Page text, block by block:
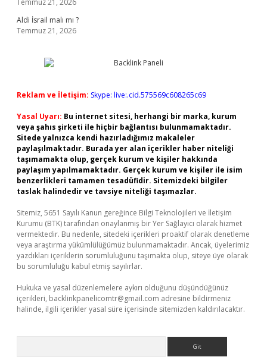
Temmuz 21, 2026
Aldi İsrail malı mı ?
Temmuz 21, 2026
Reklam ve İletişim: Skype: live:.cid.575569c608265c69
Yasal Uyarı: Bu internet sitesi, herhangi bir marka, kurum
veya şahıs şirketi ile hiçbir bağlantısı bulunmamaktadır.
Sitede yalnızca kendi hazırladığımız makaleler
paylaşılmaktadır. Burada yer alan içerikler haber niteliği
taşımamakta olup, gerçek kurum ve kişiler hakkında
paylaşım yapılmamaktadır. Gerçek kurum ve kişiler ile isim
benzerlikleri tamamen tesadüfidir. Sitemizdeki bilgiler
taslak halindedir ve tavsiye niteliği taşımazlar.
Sitemiz, 5651 Sayılı Kanun gereğince Bilgi Teknolojileri ve İletişim
Kurumu (BTK) tarafından onaylanmış bir Yer Sağlayıcı olarak hizmet
vermektedir. Bu nedenle, sitedeki içerikleri proaktif olarak denetleme
veya araştırma yükümlülüğümüz bulunmamaktadır. Ancak, üyelerimiz
yazdıkları içeriklerin sorumluluğunu taşımakta olup, siteye üye olarak
bu sorumluluğu kabul etmiş sayılırlar.
Hukuka ve yasal düzenlemelere aykırı olduğunu düşündüğünüz
içerikleri, backlinkpanelicomtr@gmail.com adresine bildirmeniz
halinde, ilgili içerikler yasal süre içerisinde sitemizden kaldırılacaktır.